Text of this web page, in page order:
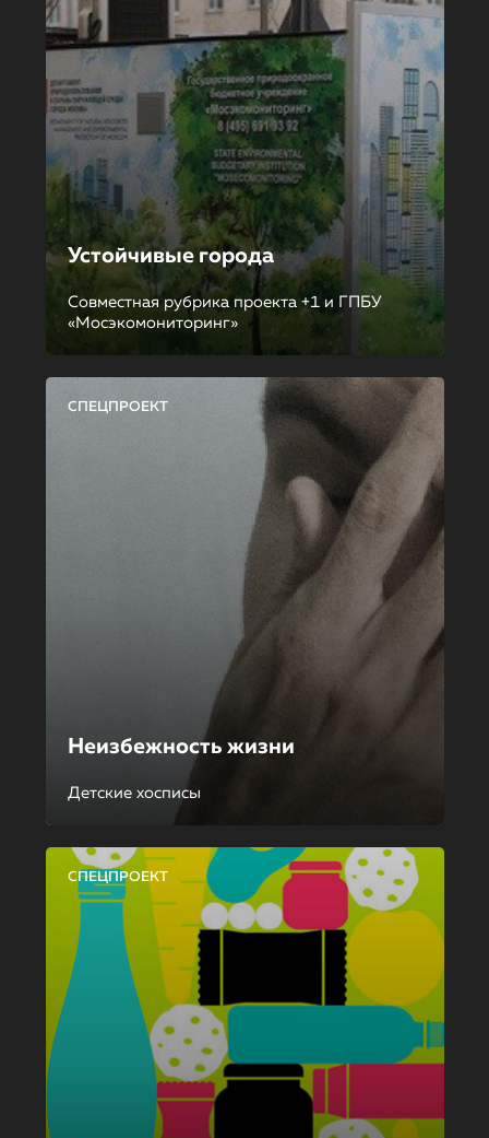
Устойчивые города
Совместная рубрика проекта +1 и ГПБУ
«Мосэкомониторинг»
СПЕЦПРОЕКТ
Неизбежность жизни
Детские хосписы
СПЕЦПРОЕКТ